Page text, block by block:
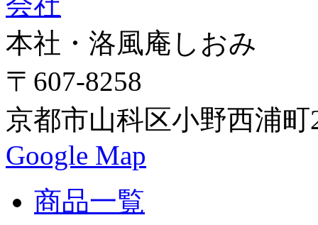
本社・洛風庵しおみ
〒607-8258
京都市山科区小野西浦町
Google Map
商品一覧